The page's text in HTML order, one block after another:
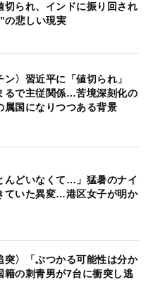
られ、インドに振り回され
の悲しい現実
ン〉習近平に「値切られ」
るで主従関係…苦境深刻化の
属国になりつつある背景
んどいなくて…」猛暑のナイ
ていた異変…港区女子が明か
突〉「ぶつかる可能性は分か
籍の刺青男が7台に衝突し逃